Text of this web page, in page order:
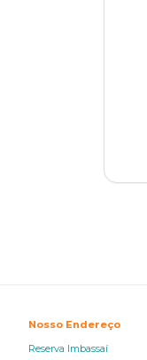
Nosso Endereço
Reserva Imbassaí